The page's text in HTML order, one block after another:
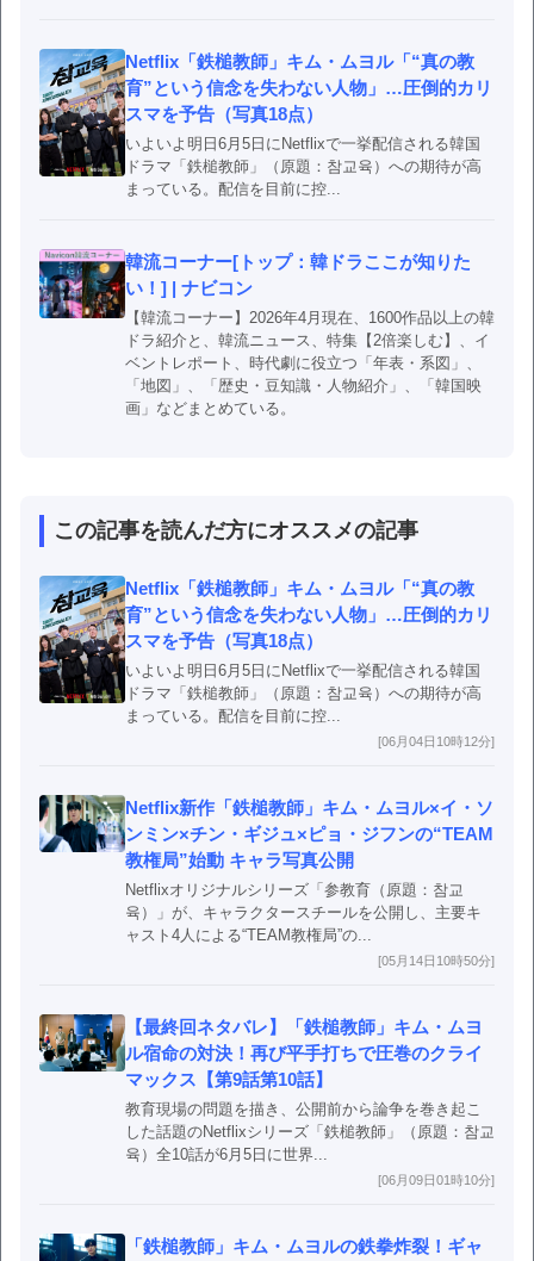
Netflix「鉄槌教師」キム・ムヨル「“真の教
育”という信念を失わない人物」…圧倒的カリ
スマを予告（写真18点）
いよいよ明日6月5日にNetflixで一挙配信される韓国
ドラマ「鉄槌教師」（原題：참교육）への期待が高
まっている。配信を目前に控...
韓流コーナー[トップ：韓ドラここが知りた
い！] | ナビコン
【韓流コーナー】2026年4月現在、1600作品以上の韓
ドラ紹介と、韓流ニュース、特集【2倍楽しむ】、イ
ベントレポート、時代劇に役立つ「年表・系図」、
「地図」、「歴史・豆知識・人物紹介」、「韓国映
画」などまとめている。
この記事を読んだ方にオススメの記事
Netflix「鉄槌教師」キム・ムヨル「“真の教
育”という信念を失わない人物」…圧倒的カリ
スマを予告（写真18点）
いよいよ明日6月5日にNetflixで一挙配信される韓国
ドラマ「鉄槌教師」（原題：참교육）への期待が高
まっている。配信を目前に控...
[06月04日10時12分]
Netflix新作「鉄槌教師」キム・ムヨル×イ・ソ
ンミン×チン・ギジュ×ピョ・ジフンの“TEAM
教権局”始動 キャラ写真公開
Netflixオリジナルシリーズ「参教育（原題：참교
육）」が、キャラクタースチールを公開し、主要キ
ャスト4人による“TEAM教権局”の...
[05月14日10時50分]
【最終回ネタバレ】「鉄槌教師」キム・ムヨ
ル宿命の対決！再び平手打ちで圧巻のクライ
マックス【第9話第10話】
教育現場の問題を描き、公開前から論争を巻き起こ
した話題のNetflixシリーズ「鉄槌教師」（原題：참교
육）全10話が6月5日に世界...
[06月09日01時10分]
「鉄槌教師」キム・ムヨルの鉄拳炸裂！ギャ